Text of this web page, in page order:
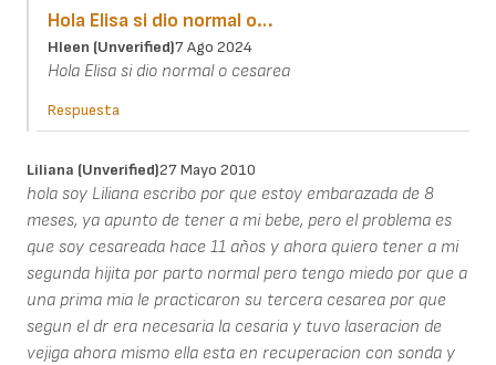
Hola Elisa si dio normal o…
Hleen (unverified)7 Ago 2024
Hola Elisa si dio normal o cesarea
Respuesta
Liliana (unverified)27 Mayo 2010
hola soy Liliana escribo por que estoy embarazada de 8
meses, ya apunto de tener a mi bebe, pero el problema es
que soy cesareada hace 11 años y ahora quiero tener a mi
segunda hijita por parto normal pero tengo miedo por que a
una prima mia le practicaron su tercera cesarea por que
segun el dr era necesaria la cesaria y tuvo laseracion de
vejiga ahora mismo ella esta en recuperacion con sonda y